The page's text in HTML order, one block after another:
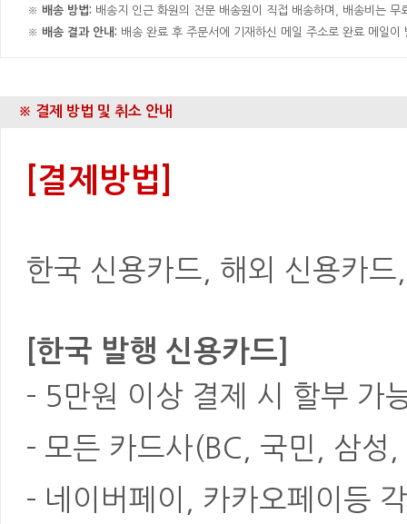
※배송 방법: 배송지 인근 화원의 전문 배송원이 직접 배송하며, 배송비는
※배송 결과 안내: 배송 완료 후 주문서에 기재하신 메일 주소로 완료 메일이
※ 결제 방법 및 취소 안내
[결제방법]
한국 신용카드, 해외 신용카
[한국 발행 신용카드]
- 5만원 이상 결제 시 할부 가
- 모든 카드사(BC, 국민, 삼성
- 네이버페이, 카카오페이등